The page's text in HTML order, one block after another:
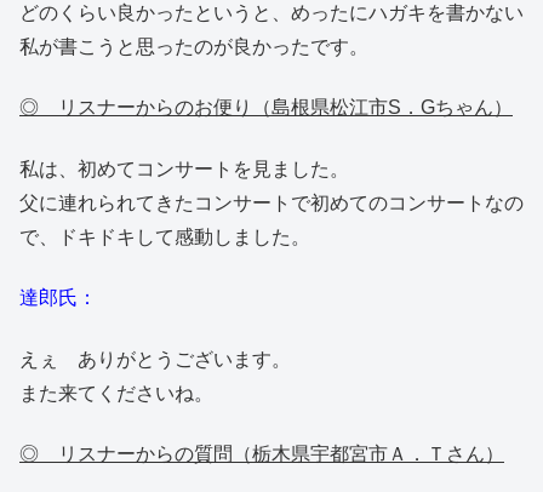
どのくらい良かったというと、めったにハガキを書かない
私が書こうと思ったのが良かったです。
◎ リスナーからのお便り（島根県松江市S．Gちゃん）
私は、初めてコンサートを見ました。
父に連れられてきたコンサートで初めてのコンサートなの
で、ドキドキして感動しました。
達郎氏：
えぇ ありがとうございます。
また来てくださいね。
◎ リスナーからの質問（栃木県宇都宮市Ａ．Ｔさん）